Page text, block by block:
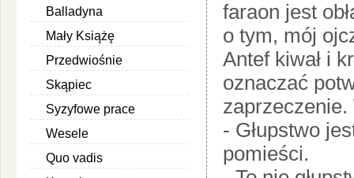
Balladyna
Mały Książę
Przedwiośnie
Skąpiec
Syzyfowe prace
Wesele
Quo vadis
faraon jest
o tym, mój
Antef kiwał i
oznaczać
zaprzeczenie.
- Głupstwo
pomieści.